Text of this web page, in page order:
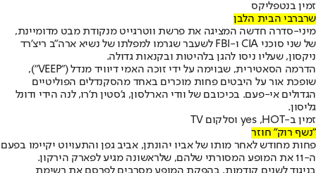
זמין בנטפליקס
שרברבי הבית הלבן
מיני-סדרה חדשה המציגה את פרשת ווטרגייט מנקודת מבט מדומיינת,
של שני סוכני CIA ו-FBI לשעבר שגרמו למפלתו של נשיא ארה"ב ריצ'רד
ניקסון, שעליו ניסו להגן בלהיטות ובקנאות גדולה.
הדרמה הסאטירית, שבוימה על ידי זוכה האמי דיוויד מנדל ("VEEP"),
שופכת אור על היבטים פחות מוכרים באחד מהסקנדלים הפוליטיים
הגדולים אי-פעם. בכיכובם של וודי הארלסון, ג'סטין ת'רו, לנה הידי ודונל
גליסון.
זמין ב-yes ,HOT וסלקום TV
"נשף רוק" חוזר
פחות מחודש לאחר מותו של אביו יהונתן, אביב גפן והתעויוט יקיימו בפעם
ה-11 את המופע המסורתי שלהם, שלראשונה מגיע לפארק הירקון.